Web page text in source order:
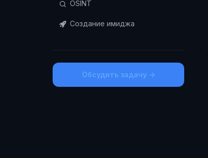
OSINT
Создание имиджа
Обсудить задачу →